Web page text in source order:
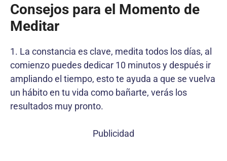
Consejos para el Momento de
Meditar
1. La constancia es clave, medita todos los días, al
comienzo puedes dedicar 10 minutos y después ir
ampliando el tiempo, esto te ayuda a que se vuelva
un hábito en tu vida como bañarte, verás los
resultados muy pronto.
Publicidad